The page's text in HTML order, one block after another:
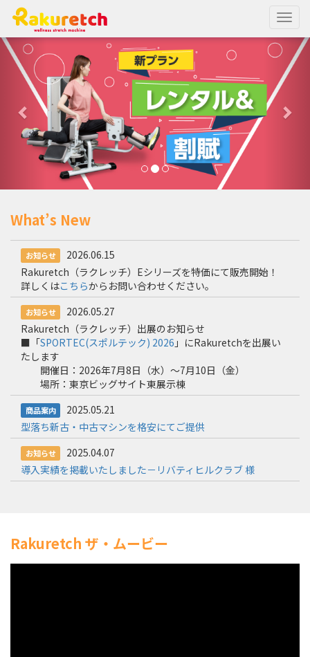
What’s New
お知らせ
2026.06.15
Rakuretch（ラクレッチ）Eシリーズを特価にて販売開始！
詳しくはこちらからお問い合わせください。
お知らせ
2026.05.27
Rakuretch（ラクレッチ）出展のお知らせ
■「SPORTEC(スポルテック) 2026 」にRakuretchを出展い
たします
開催日：2026年7月8日（水）～7月10日（金）
場所：東京ビッグサイト東展示棟
商品案内
2025.05.21
型落ち新古・中古マシンを格安にてご提供
お知らせ
2025.04.07
導入実績を掲載いたしました－リバティヒルクラブ 様
Rakuretch ザ・ムービー